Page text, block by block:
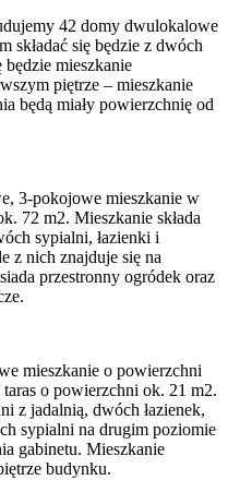
42 domy dwulokalowe
składać się będzie z dwóch
będzie mieszkanie
piętrze – mieszkanie
będą miały powierzchnię od
3-pokojowe mieszkanie w
72 m2. Mieszkanie składa
sypialni, łazienki i
z nich znajduje się na
przestronny ogródek oraz
mieszkanie o powierzchni
o powierzchni ok. 21 m2.
z jadalnią, dwóch łazienek,
sypialni na drugim poziomie
gabinetu. Mieszkanie
budynku.